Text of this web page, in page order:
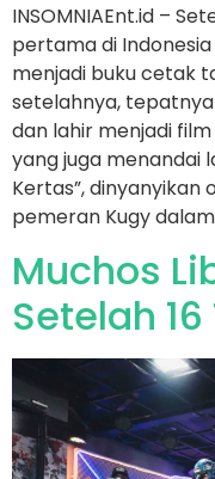
INSOMNIAEnt.id –
pertama di
menjadi buku cetak
setelahnya, tepatnya
dan lahir menjadi film
yang juga menandai
Kertas”, dinyanyikan
pemeran Kugy
Muchos
Setelah